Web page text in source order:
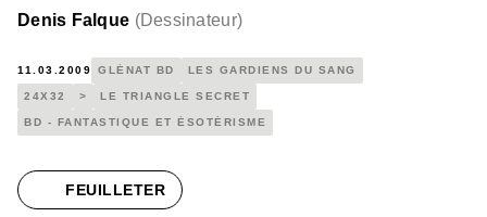
Denis Falque (Dessinateur)
11.03.2009 GLÉNAT BD LES GARDIENS DU SANG
24X32 > LE TRIANGLE SECRET
BD - FANTASTIQUE ET ÉSOTÉRISME
FEUILLETER